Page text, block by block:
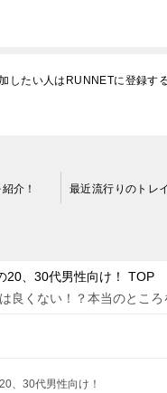
したい人はRUNNETに登録す
介！
20、30代男性向け！
TOP
良くない！？本当のとこ
、30代男性向け！